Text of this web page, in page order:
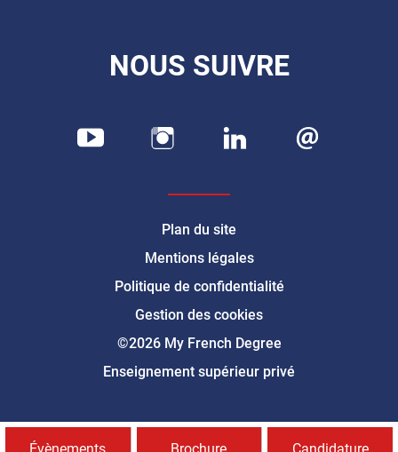
NOUS SUIVRE
Plan du site
Mentions légales
Politique de confidentialité
Gestion des cookies
©2026 My French Degree
Enseignement supérieur privé
Évènements Brochure Candidature